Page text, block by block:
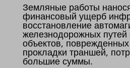
Земляные работы
финансовый ущерб
восстановление
железнодорожных путей
объектов,
прокладки траншей,
большие суммы.